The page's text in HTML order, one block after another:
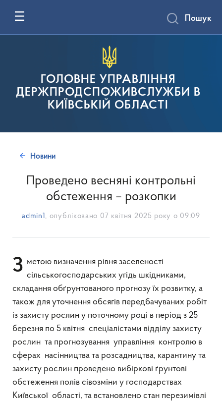
ГОЛОВНЕ УПРАВЛІННЯ
ДЕРЖПРОДСПОЖИВСЛУЖБИ В
КИЇВСЬКІЙ ОБЛАСТІ
Пошук
Новини
Проведено весняні контрольні
обстеження – розкопки
admin1, опубліковано 07 квітня 2025 року о 09:09
З метою визначення рівня заселеності сільськогосподарських угідь шкідниками,
складання обґрунтованого прогнозу їх розвитку, а
також для уточнення обсягів передбачуваних робіт
із захисту рослин у поточному році в період з 25
березня по 5 квітня спеціалістами відділу захисту
рослин та прогнозування управління контролю в
сферах насінництва та розсадництва, карантину та
захисту рослин проведено вибіркові ґрунтові
обстеження полів сівозміни у господарствах
Київської області, та встановлено стан перезимівлі